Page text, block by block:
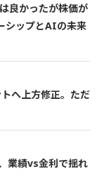
良かったが株価が
シップとAIの未来
へ上方修正。ただ
業績vs金利で揺れ